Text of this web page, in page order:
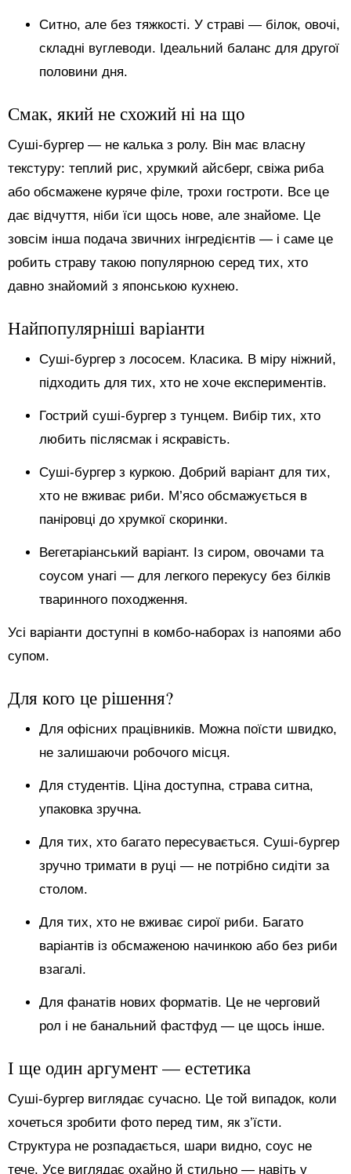
Ситно, але без тяжкості. У страві — білок, овочі,
складні вуглеводи. Ідеальний баланс для другої
половини дня.
Смак, який не схожий ні на що
Суші-бургер — не калька з ролу. Він має власну
текстуру: теплий рис, хрумкий айсберг, свіжа риба
або обсмажене куряче філе, трохи гостроти. Все це
дає відчуття, ніби їси щось нове, але знайоме. Це
зовсім інша подача звичних інгредієнтів — і саме це
робить страву такою популярною серед тих, хто
давно знайомий з японською кухнею.
Найпопулярніші варіанти
Суші-бургер з лососем. Класика. В міру ніжний,
підходить для тих, хто не хоче експериментів.
Гострий суші-бургер з тунцем. Вибір тих, хто
любить післясмак і яскравість.
Суші-бургер з куркою. Добрий варіант для тих,
хто не вживає риби. М’ясо обсмажується в
паніровці до хрумкої скоринки.
Вегетаріанський варіант. Із сиром, овочами та
соусом унагі — для легкого перекусу без білків
тваринного походження.
Усі варіанти доступні в комбо-наборах із напоями або
супом.
Для кого це рішення?
Для офісних працівників. Можна поїсти швидко,
не залишаючи робочого місця.
Для студентів. Ціна доступна, страва ситна,
упаковка зручна.
Для тих, хто багато пересувається. Суші-бургер
зручно тримати в руці — не потрібно сидіти за
столом.
Для тих, хто не вживає сирої риби. Багато
варіантів із обсмаженою начинкою або без риби
взагалі.
Для фанатів нових форматів. Це не черговий
рол і не банальний фастфуд — це щось інше.
І ще один аргумент — естетика
Суші-бургер виглядає сучасно. Це той випадок, коли
хочеться зробити фото перед тим, як з’їсти.
Структура не розпадається, шари видно, соус не
тече. Усе виглядає охайно й стильно — навіть у